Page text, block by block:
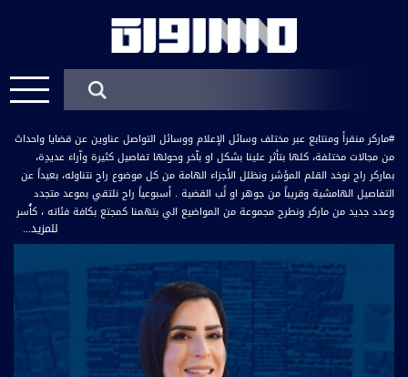
#ماركر منقرأ ومنتابع عبر مختلف وسائل الإعلام ووسائل التواصل عناوين عن قضايا واحداث
من مجالات مختلفة، كلها بتأثر علينا بشكل او بآخر وحولها تفاصيل كثيرة وآراء عديدِة،
بماركر راح نوخد القلم المؤشر ونظلل الأجزاء الهامة من كل موضوع راح نتناوله، بعيداً عن
التفاصيل الهامشية وقريباً من جوهر او لًب القضية . أسبوعياً راح نلتقي بموعد متجدد
وعدد جديد من ماركر ونطرح مجموعة من المواضيع الي بتهمنا كمجتع بكافة فئاته ، كأُسر
وكأفراد .... يبُث البرنامج مساء كل اربعاء، 21:30 مع عفاف شيني، عبر شاشة قناة مساواة
الفضائية
للمزيد...